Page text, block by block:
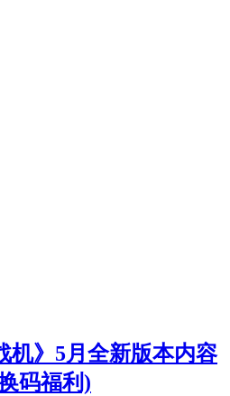
机》5月全新版本内容
兑换码福利)